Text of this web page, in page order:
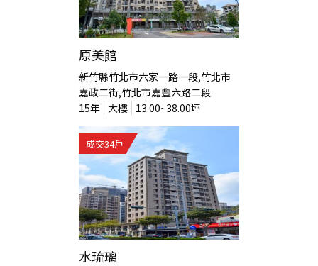
原美館
新竹縣竹北市六家一路一段,竹北市
嘉政二街,竹北市嘉豐六路二段
15年 大樓 13.00~38.00坪
成交34戶
水琉璃